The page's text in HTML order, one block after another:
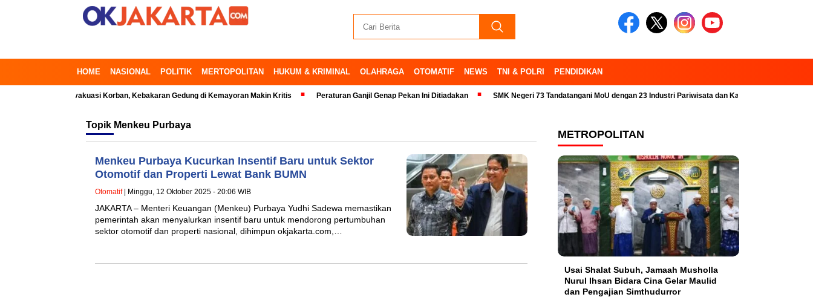
HOME NASIONAL POLITIK MERTOPOLITAN HUKUM & KRIMINAL OLAHRAGA OTOMATIF NEWS TNI & POLRI PENDIDIKAN
Evakuasi Korban, Kebakaran Gedung di Kemayoran Makin Kritis Peraturan Ganjil Genap Pekan Ini Ditiadakan SMK Negeri 73 Tandatangani MoU dengan 23 Industri Pariwisata dan Kampus
Topik Menkeu Purbaya
Menkeu Purbaya Kucurkan Insentif Baru untuk Sektor
Otomotif dan Properti Lewat Bank BUMN
Otomatif| Minggu, 12 Oktober 2025 - 20:06 WIB
JAKARTA – Menteri Keuangan (Menkeu) Purbaya Yudhi Sadewa memastikan
pemerintah akan menyalurkan insentif baru untuk mendorong pertumbuhan
sektor otomotif dan properti nasional, dihimpun okjakarta.com,…
METROPOLITAN
Usai Shalat Subuh, Jamaah Musholla
Nurul Ihsan Bidara Cina Gelar Maulid
dan Pengajian Simthudurror